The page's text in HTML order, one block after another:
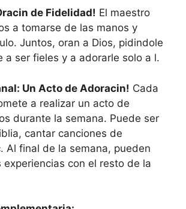
de Fidelidad! El maestro
a tomarse de las manos y
Juntos, oran a Dios, pidindole
a ser fieles y a adorarle solo a l.
Un Acto de Adoracin! Cada
a realizar un acto de
durante la semana. Puede ser
cantar canciones de
Al final de la semana, pueden
experiencias con el resto de la